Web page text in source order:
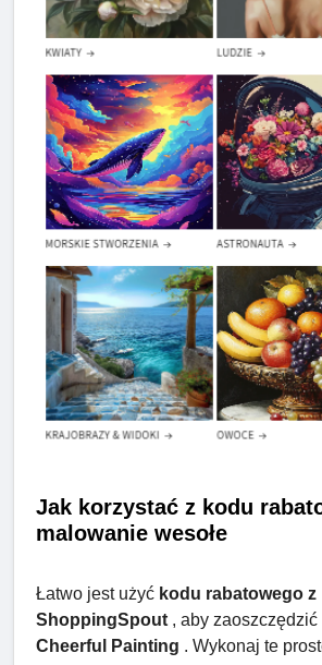
Jak korzystać z kodu
malowanie wesołe
Łatwo jest użyć kodu rabatowego z
ShoppingSpout , aby
Cheerful Painting . Wykonaj te